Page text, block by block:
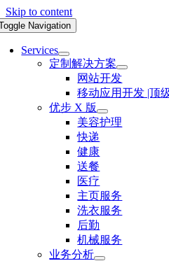
Skip to content
Navigation
Services
定制解决方案
网站开发
移动应用开发 |顶
优步 X 版
美容护理
快递
健康
送餐
医疗
主页服务
洗衣服务
后勤
机械服务
业务分析